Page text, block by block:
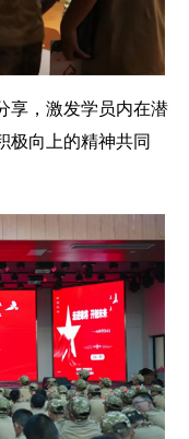
享，激发学员内在潜
极向上的精神共同